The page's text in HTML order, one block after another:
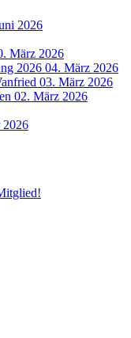
2026
März 2026
2026 04. März 2026
03. März 2026
02. März 2026
2026